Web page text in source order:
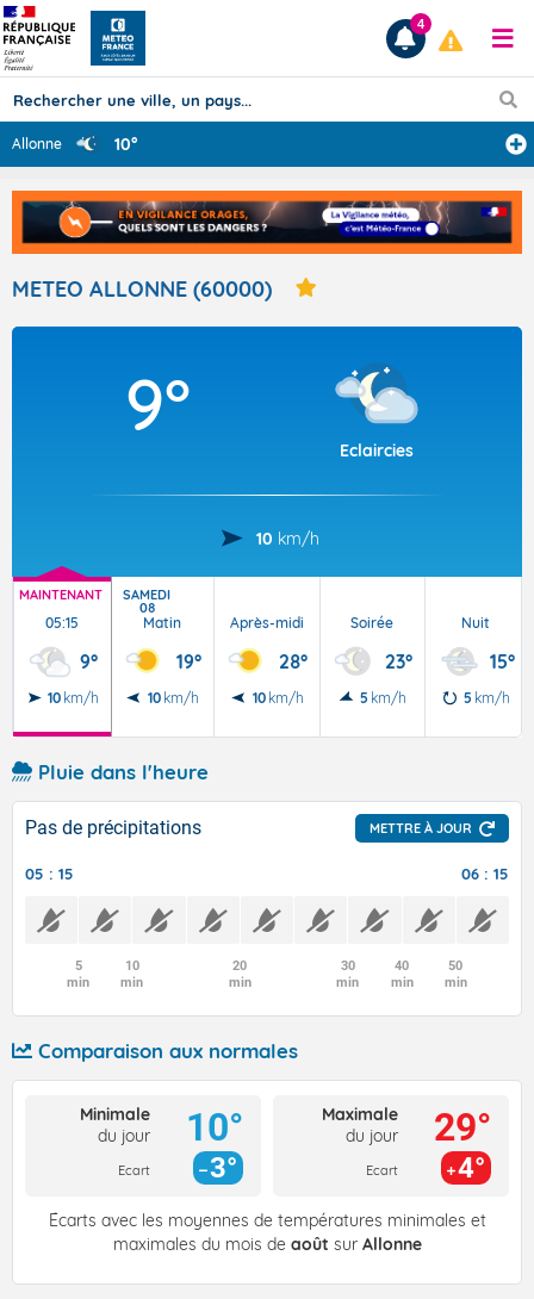
Prévisions
TOUS LES RÉSULTATS
Articles
4
Allonne 10°
METEO ALLONNE (60000)
9°
Eclaircies
10 km/h
MAINTENANT
05:15
9°
10 km/h
SAMEDI
08
Matin
19°
10 km/h
Après-midi
28°
10 km/h
Soirée
23°
5 km/h
Nuit
15°
5 km/h
Pluie dans l'heure
Pas de précipitations METTRE À JOUR
05 : 15 06 : 15
5
min
10
min
20
min
30
min
40
min
50
min
Comparaison aux normales
Minimale
du jour
Ecart
10°
3°
Maximale
du jour
Ecart
29°
4°
Écarts avec les moyennes de températures minimales et
maximales du mois de août sur Allonne